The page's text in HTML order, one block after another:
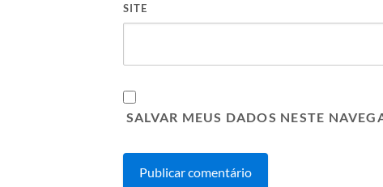
SITE
SALVAR MEUS DADOS NESTE